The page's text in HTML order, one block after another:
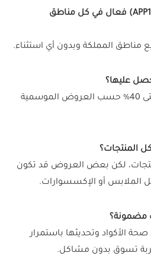
هل كود خصم شوب بوب (APP15) فعال في كل مناطق
مناطق المملكة وبدون أي استثناء.
عليها؟
تبدأ من 15% وأحيانًا توصل حتى 40% حسب العروض الموسمية
المنتجات؟
لكن بعض العروض قد تكون
الملابس أو الإكسسوارات.
مضمونة؟
الأكواد وتحديثها باستمرار
تسوق بدون مشاكل.